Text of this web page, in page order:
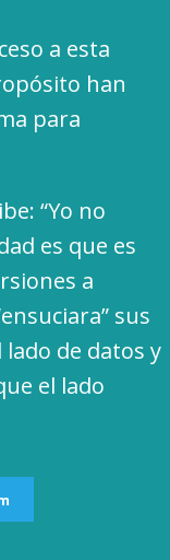
a esta
han
para
“Yo no
es que es
a
sus
de datos y
el lado